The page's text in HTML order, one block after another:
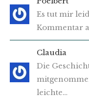
Es tut mir
Kommentar
Claudia
Die
leichte…